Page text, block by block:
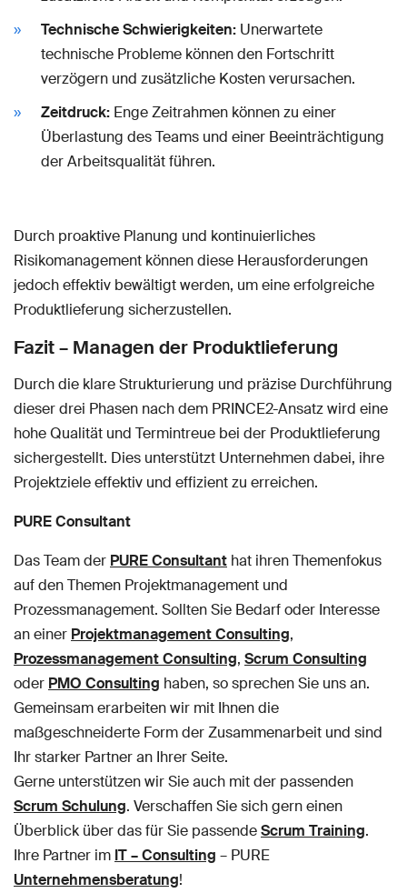
Technische Schwierigkeiten: Unerwartete
technische Probleme können den Fortschritt
verzögern und zusätzliche Kosten verursachen.
Zeitdruck: Enge Zeitrahmen können zu einer
Überlastung des Teams und einer Beeinträchtigung
der Arbeitsqualität führen.
Durch proaktive Planung und kontinuierliches
Risikomanagement können diese Herausforderungen
jedoch effektiv bewältigt werden, um eine erfolgreiche
Produktlieferung sicherzustellen.
Fazit – Managen der Produktlieferung
Durch die klare Strukturierung und präzise Durchführung
dieser drei Phasen nach dem PRINCE2-Ansatz wird eine
hohe Qualität und Termintreue bei der Produktlieferung
sichergestellt. Dies unterstützt Unternehmen dabei, ihre
Projektziele effektiv und effizient zu erreichen.
PURE Consultant
Das Team der PURE Consultant hat ihren Themenfokus
auf den Themen Projektmanagement und
Prozessmanagement. Sollten Sie Bedarf oder Interesse
an einer Projektmanagement Consulting,
Prozessmanagement Consulting, Scrum Consulting
oder PMO Consulting haben, so sprechen Sie uns an.
Gemeinsam erarbeiten wir mit Ihnen die
maßgeschneiderte Form der Zusammenarbeit und sind
Ihr starker Partner an Ihrer Seite.
Gerne unterstützen wir Sie auch mit der passenden
Scrum Schulung. Verschaffen Sie sich gern einen
Überblick über das für Sie passendeScrum Training.
Ihre Partner im IT – Consulting – PURE
Unternehmensberatung!